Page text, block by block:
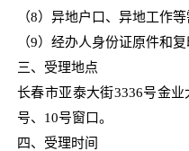
（8）异地户口、异地工作等
（9）经办人身份证原件和复
三、受理地点
长春市亚泰大街3336号金业
号、 10号窗口。
四、受理时间